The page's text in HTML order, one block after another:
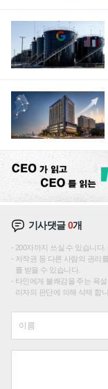
기사댓글0개
200자까지 쓰실 수 있습니다.
저작권 등 다른 사람의 권리
를 받을 수 있습니다.
타인에게 불쾌감을 주는 욕
리자의 판단에 의해 삭제 합